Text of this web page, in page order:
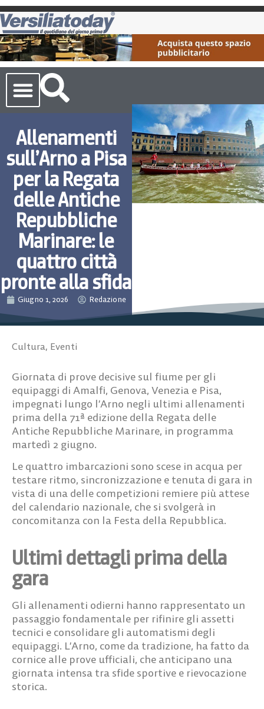
Allenamenti
sull’Arno a Pisa
per la Regata
delle Antiche
Repubbliche
Marinare: le
quattro città
pronte alla sfida
Giugno 1, 2026 Redazione
Cultura, Eventi
Giornata di prove decisive sul fiume per gli
equipaggi di Amalfi, Genova, Venezia e Pisa,
impegnati lungo l’Arno negli ultimi allenamenti
prima della 71ª edizione della Regata delle
Antiche Repubbliche Marinare, in programma
martedì 2 giugno.
Le quattro imbarcazioni sono scese in acqua per
testare ritmo, sincronizzazione e tenuta di gara in
vista di una delle competizioni remiere più attese
del calendario nazionale, che si svolgerà in
concomitanza con la Festa della Repubblica.
Ultimi dettagli prima della
gara
Gli allenamenti odierni hanno rappresentato un
passaggio fondamentale per rifinire gli assetti
tecnici e consolidare gli automatismi degli
equipaggi. L’Arno, come da tradizione, ha fatto da
cornice alle prove ufficiali, che anticipano una
giornata intensa tra sfide sportive e rievocazione
storica.